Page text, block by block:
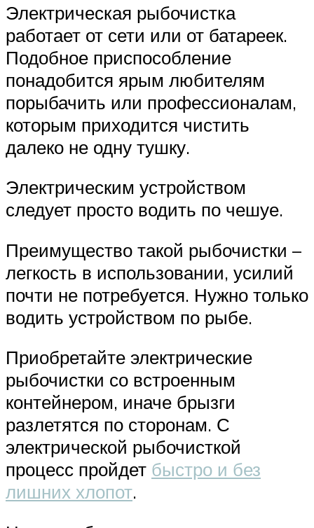
Электрическая рыбочистка
работает от сети или от батареек.
Подобное приспособление
понадобится ярым любителям
порыбачить или профессионалам,
которым приходится чистить
далеко не одну тушку.
Электрическим устройством
следует просто водить по чешуе.
Преимущество такой рыбочистки –
легкость в использовании, усилий
почти не потребуется. Нужно только
водить устройством по рыбе.
Приобретайте электрические
рыбочистки со встроенным
контейнером, иначе брызги
разлетятся по сторонам. С
электрической рыбочисткой
процесс пройдет быстро и без
лишних хлопот.